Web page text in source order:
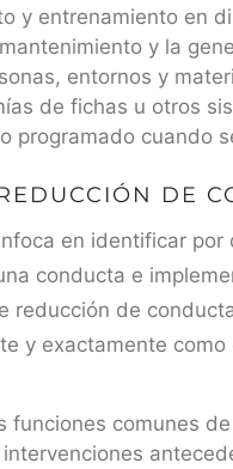
y entrenamiento en
y la
entornos y
de fichas u otros
programado cuando
DE
en identificar por
conducta e
reducción de
y exactamente
funciones comunes